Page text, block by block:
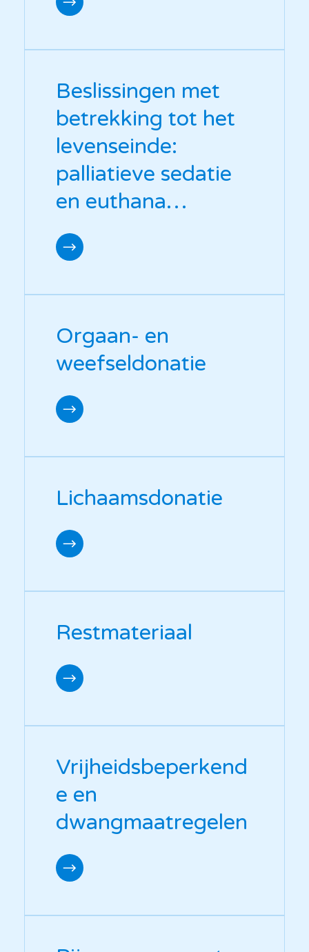
Beslissingen met
betrekking tot het
levenseinde:
palliatieve sedatie
en euthana…
Orgaan- en
weefseldonatie
Lichaamsdonatie
Restmateriaal
Vrijheidsbeperkend
e en
dwangmaatregelen